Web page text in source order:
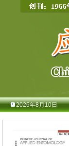
2026年8月10日